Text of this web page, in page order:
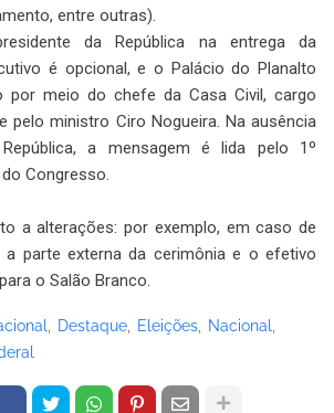
entre outras).
da República na entrega da
é opcional, e o Palácio do Planalto
por meio do chefe da Casa Civil, cargo
pelo ministro Ciro Nogueira. Na ausência
a mensagem é lida pelo 1º
Congresso.
a alterações: por exemplo, em caso de
a parte externa da cerimônia e o efetivo
o Salão Branco.
Destaque Eleições
Nacional